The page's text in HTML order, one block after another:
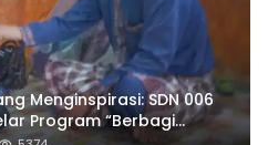
Menginspirasi: SDN 006
Program “Berbagi